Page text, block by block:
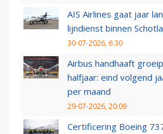
AIS Airlines gaat jaar
lijndienst binnen
30-07-2026, 6:30
Airbus handhaaft
halfjaar: eind volgend
per maand
29-07-2026, 20:09
Certificering Boeing